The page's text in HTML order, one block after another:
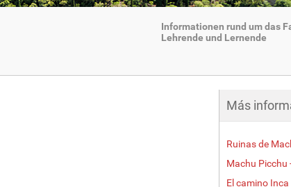
Informationen rund um das
Lehrende und Lernende
Más
Ruinas de
Machu Picchu
El camino Inca